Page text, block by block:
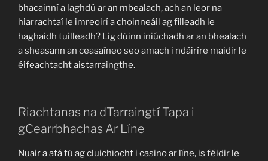
bhacainní a laghdú ar an mbealach, ach an leor na
hiarrachtaí le imreoirí a choinneáil ag filleadh le
haghaidh tuilleadh? Lig dúinn iniúchadh ar an bhealach
a sheasann an ceasaíneo seo amach i ndáiríre maidir le
éifeachtacht aistarraingthe.
Riachtanas na dTarraingtí Tapa i
gCearrbhachas Ar Líne
Nuair a atá tú ag cluichíocht i casino ar líne, is féidir le